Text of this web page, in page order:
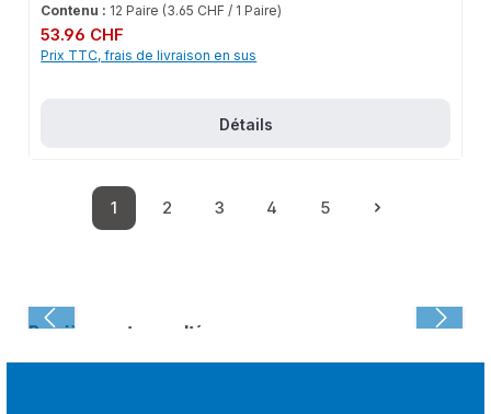
Contenu : 12 Paire (3.65 CHF / 1 Paire)
Prix régulier :
53.96 CHF
Prix TTC, frais de livraison en sus
Détails
Page
1
Page
2
Page
3
Page
4
Page
5
Dernièrement consulté :